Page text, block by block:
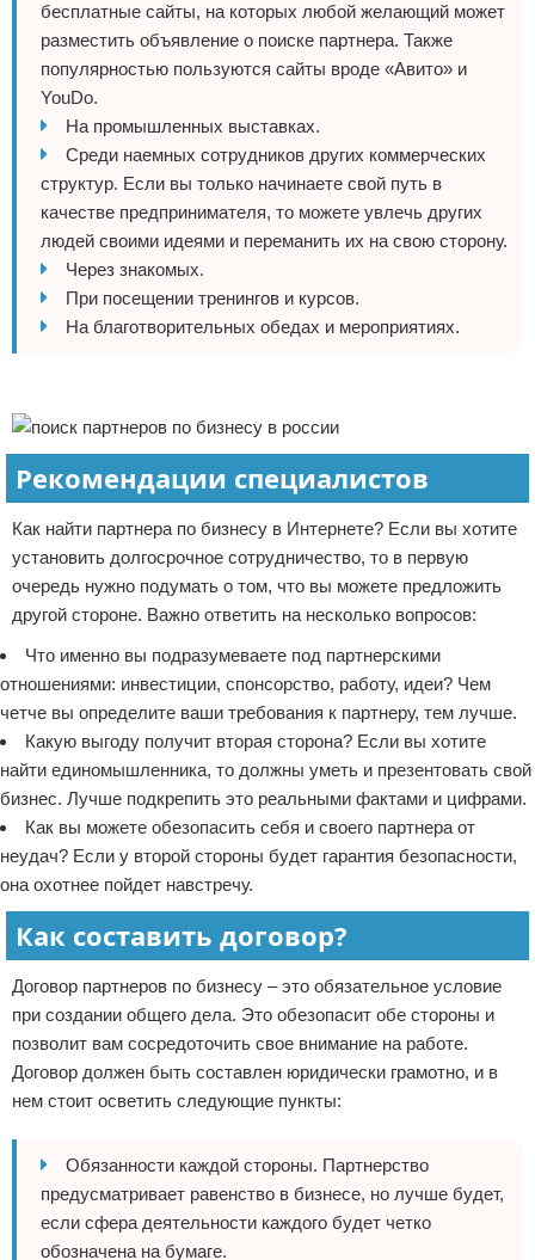
бесплатные сайты, на которых любой желающий может
разместить объявление о поиске партнера. Также
популярностью пользуются сайты вроде «Авито» и
YouDo.
На промышленных выставках.
Среди наемных сотрудников других коммерческих
структур. Если вы только начинаете свой путь в
качестве предпринимателя, то можете увлечь других
людей своими идеями и переманить их на свою сторону.
Через знакомых.
При посещении тренингов и курсов.
На благотворительных обедах и мероприятиях.
Рекомендации специалистов
Как найти партнера по бизнесу в Интернете? Если вы хотите
установить долгосрочное сотрудничество, то в первую
очередь нужно подумать о том, что вы можете предложить
другой стороне. Важно ответить на несколько вопросов:
Что именно вы подразумеваете под партнерскими
отношениями: инвестиции, спонсорство, работу, идеи? Чем
четче вы определите ваши требования к партнеру, тем лучше.
Какую выгоду получит вторая сторона? Если вы хотите
найти единомышленника, то должны уметь и презентовать свой
бизнес. Лучше подкрепить это реальными фактами и цифрами.
Как вы можете обезопасить себя и своего партнера от
неудач? Если у второй стороны будет гарантия безопасности,
она охотнее пойдет навстречу.
Как составить договор?
Договор партнеров по бизнесу – это обязательное условие
при создании общего дела. Это обезопасит обе стороны и
позволит вам сосредоточить свое внимание на работе.
Договор должен быть составлен юридически грамотно, и в
нем стоит осветить следующие пункты:
Обязанности каждой стороны. Партнерство
предусматривает равенство в бизнесе, но лучше будет,
если сфера деятельности каждого будет четко
обозначена на бумаге.